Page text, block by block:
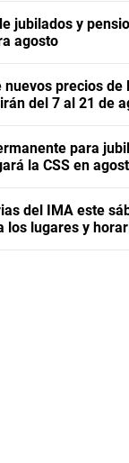
jubilados y
agosto
nuevos precios
del 7 al 21 de
para
la CSS en
del IMA este
los lugares y